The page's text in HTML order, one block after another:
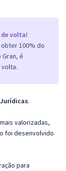
volta!
100% do
é
.
valorizadas,
foi desenvolvido
para